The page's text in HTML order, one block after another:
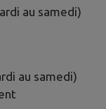
au samedi)
au samedi)